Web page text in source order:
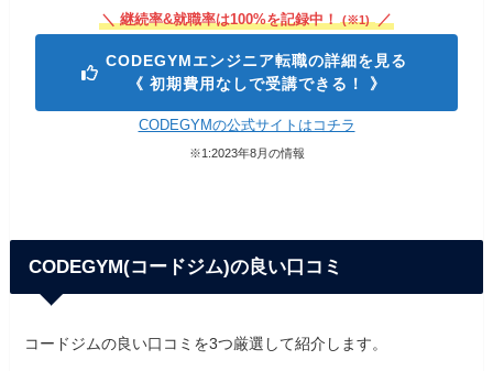
＼ 継続率&就職率は100%を記録中！ (※1) ／
CODEGYMエンジニア転職の詳細を見る
《 初期費用なしで受講できる！ 》
CODEGYMの公式サイトはコチラ
※1:2023年8月の情報
CODEGYM(コードジム)の良い口コミ
コードジムの良い口コミを3つ厳選して紹介します。